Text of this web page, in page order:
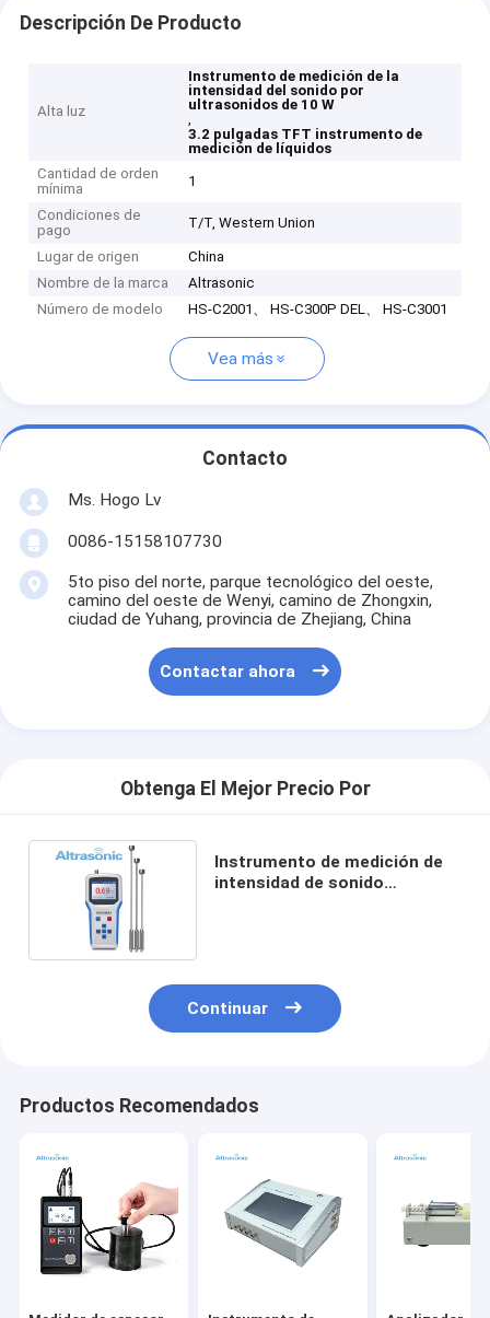
Descripción De Producto
Alta luz
Instrumento de medición de la
intensidad del sonido por
ultrasonidos de 10 W
,
3.2 pulgadas TFT instrumento de
medición de líquidos
Cantidad de orden
mínima
1
Condiciones de
pago
T/T, Western Union
Lugar de origen
China
Nombre de la marca
Altrasonic
Número de modelo
HS-C2001、 HS-C300P DEL、 HS-C3001
Vea más
Contacto
Ms. Hogo Lv
0086-15158107730
5to piso del norte, parque tecnológico del oeste,
camino del oeste de Wenyi, camino de Zhongxin,
ciudad de Yuhang, provincia de Zhejiang, China
Contactar ahora
Obtenga El Mejor Precio Por
Instrumento de medición de
intensidad de sonido
Continuar
Productos Recomendados